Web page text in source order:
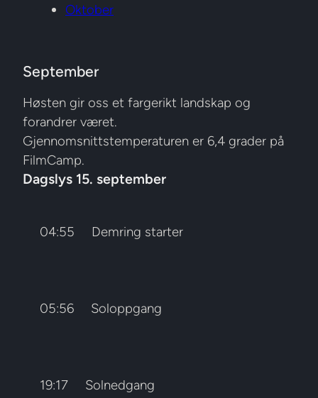
Oktober
September
Høsten gir oss et fargerikt landskap og
forandrer været.
Gjennomsnittstemperaturen er 6,4 grader på
FilmCamp.
Dagslys 15. september
04:55 Demring starter
05:56 Soloppgang
19:17 Solnedgang